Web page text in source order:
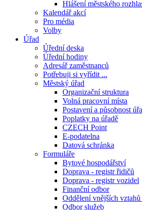
Hlášení městského
Kalendář akcí
Pro média
Volby
Úřad
Úřední deska
Úřední hodiny
Adresář zaměstnanců
Potřebuji si vyřídit ...
Městský úřad
Organizační struktura
Volná pracovní místa
Postavení a působnost
Poplatky na úřadě
CZECH Point
E-podatelna
Datová schránka
Formuláře
Bytové hospodářství
Doprava - registr řidičů
Doprava - registr vozidel
Finanční odbor
Oddělení vnějších vztahů
Odbor služeb